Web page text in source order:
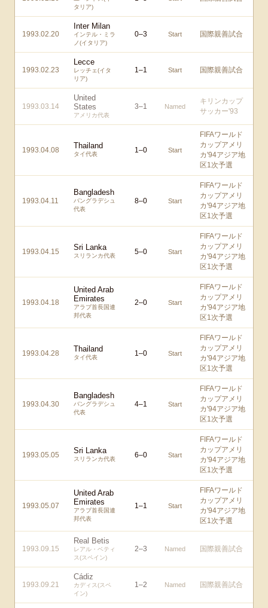
タリア)
1993.02.20
Inter Milan
インテル・ミラ
ノ(イタリア)
0–3 Start 国際親善試合
1993.02.23
Lecce
レッチェ(イタ
リア)
1–1 Start 国際親善試合
1993.03.14
United
States
アメリカ代表
3–1 Named
キリンカップ
サッカー'93
1993.04.08 Thailand
タイ代表 1–0 Start
FIFAワールド
カップアメリ
カ'94アジア地
区1次予選
1993.04.11
Bangladesh
バングラデシュ
代表
8–0 Start
FIFAワールド
カップアメリ
カ'94アジア地
区1次予選
1993.04.15 Sri Lanka
スリランカ代表 5–0 Start
FIFAワールド
カップアメリ
カ'94アジア地
区1次予選
1993.04.18
United Arab
Emirates
アラブ首長国連
邦代表
2–0 Start
FIFAワールド
カップアメリ
カ'94アジア地
区1次予選
1993.04.28 Thailand
タイ代表 1–0 Start
FIFAワールド
カップアメリ
カ'94アジア地
区1次予選
1993.04.30
Bangladesh
バングラデシュ
代表
4–1 Start
FIFAワールド
カップアメリ
カ'94アジア地
区1次予選
1993.05.05 Sri Lanka
スリランカ代表 6–0 Start
FIFAワールド
カップアメリ
カ'94アジア地
区1次予選
1993.05.07
United Arab
Emirates
アラブ首長国連
邦代表
1–1 Start
FIFAワールド
カップアメリ
カ'94アジア地
区1次予選
1993.09.15
Real Betis
レアル・ベティ
ス(スペイン)
2–3 Named 国際親善試合
1993.09.21
Cádiz
カディス(スペ
イン)
1–2 Named 国際親善試合